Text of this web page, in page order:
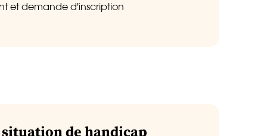
et demande d'inscription
de handicap